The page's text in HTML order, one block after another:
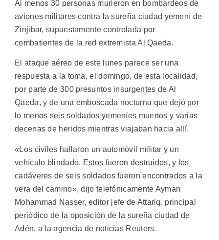
Al menos 30 personas murieron en bombardeos de
aviones militares contra la sureña ciudad yemení de
Zinjibar, supuestamente controlada por
combatientes de la red extremista Al Qaeda.
El ataque aéreo de este lunes parece ser una
respuesta a la toma, el domingo, de esta localidad,
por parte de 300 presuntos insurgentes de Al
Qaeda, y de una emboscada nocturna que dejó por
lo menos seis soldados yemeníes muertos y varias
decenas de heridos mientras viajaban hacia allí.
«Los civiles hallaron un automóvil militar y un
vehículo blindado. Estos fueron destruidos, y los
cadáveres de seis soldados fueron encontrados a la
vera del camino», dijo telefónicamente Ayman
Mohammad Nasser, editor jefe de Attariq, principal
periódico de la oposición de la sureña ciudad de
Adén, a la agencia de noticias Reuters.